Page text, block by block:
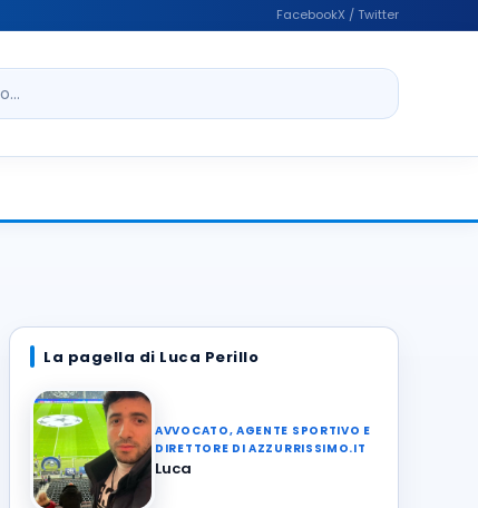
FacebookX / Twitter
La pagella di Luca Perillo
AVVOCATO, AGENTE SPORTIVO E
DIRETTORE DI AZZURRISSIMO.IT
Luca